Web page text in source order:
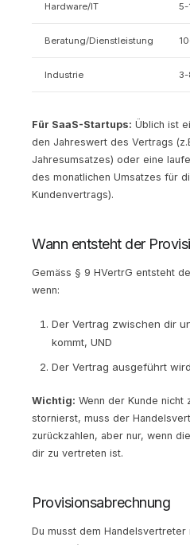
Hardware/IT 5-
Beratung/Dienstleistung
Industrie
Für SaaS-Startups: Üblich ist
den Jahreswert des Vertrags
Jahresumsatzes) oder eine
des monatlichen Umsatzes für
Kundenvertrags).
Wann entsteht der
Gemäss § 9 HVertrG entsteht
wenn:
Der Vertrag zwischen dir
kommt, UND
Der Vertrag ausgeführt
Wichtig: Wenn der Kunde nicht
stornierst, muss der
zurückzahlen, aber nur, wenn
dir zu vertreten ist.
Provisionsabrechnung
Du musst dem